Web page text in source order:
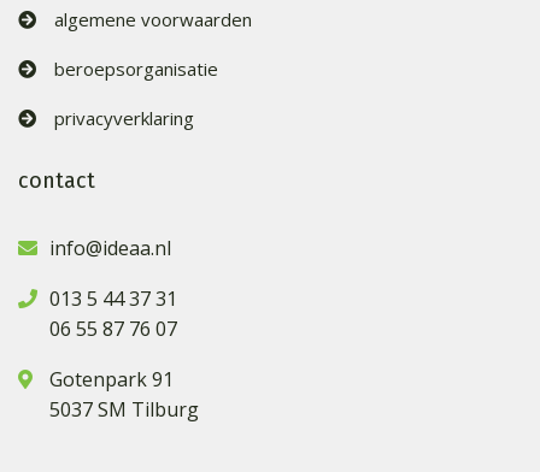
algemene voorwaarden
beroepsorganisatie
privacyverklaring
contact
info@ideaa.nl
013 5 44 37 31
06 55 87 76 07
Gotenpark 91
5037 SM Tilburg